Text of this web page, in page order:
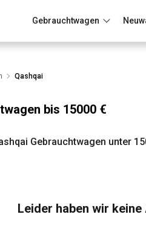
Gebrauchtwagen
Qashqai
bis 15000 €
Gebrauchtwagen unter
Leider haben wir